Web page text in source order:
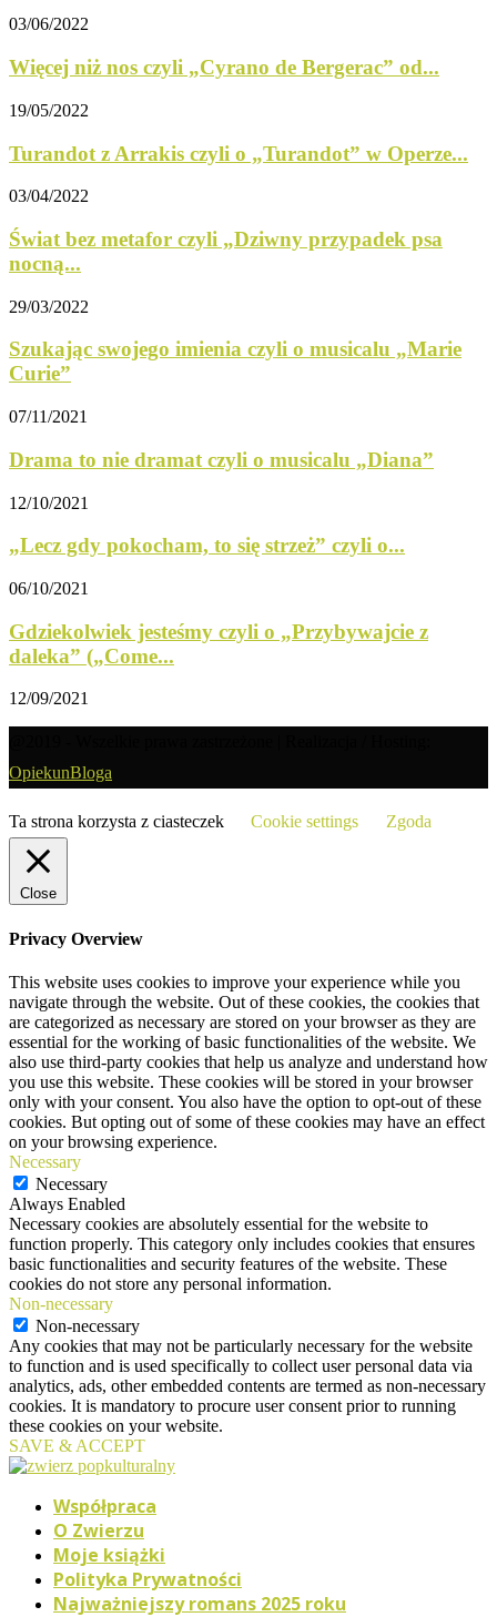
03/06/2022
Więcej niż nos czyli „Cyrano de Bergerac” od...
19/05/2022
Turandot z Arrakis czyli o „Turandot” w Operze...
03/04/2022
Świat bez metafor czyli „Dziwny przypadek psa
nocną...
29/03/2022
Szukając swojego imienia czyli o musicalu „Marie
Curie”
07/11/2021
Drama to nie dramat czyli o musicalu „Diana”
12/10/2021
„Lecz gdy pokocham, to się strzeż” czyli o...
06/10/2021
Gdziekolwiek jesteśmy czyli o „Przybywajcie z
daleka” („Come...
12/09/2021
OpiekunBloga
Ta strona korzysta z ciasteczek Cookie settings Zgoda
Close
Privacy Overview
This website uses cookies to improve your experience while you
navigate through the website. Out of these cookies, the cookies that
are categorized as necessary are stored on your browser as they are
essential for the working of basic functionalities of the website. We
also use third-party cookies that help us analyze and understand how
you use this website. These cookies will be stored in your browser
only with your consent. You also have the option to opt-out of these
cookies. But opting out of some of these cookies may have an effect
on your browsing experience.
Necessary
Necessary
Always Enabled
Necessary cookies are absolutely essential for the website to
function properly. This category only includes cookies that ensures
basic functionalities and security features of the website. These
cookies do not store any personal information.
Non-necessary
Non-necessary
Any cookies that may not be particularly necessary for the website
to function and is used specifically to collect user personal data via
analytics, ads, other embedded contents are termed as non-necessary
cookies. It is mandatory to procure user consent prior to running
these cookies on your website.
SAVE & ACCEPT
Współpraca
O Zwierzu
Moje książki
Polityka Prywatności
Najważniejszy romans 2025 roku